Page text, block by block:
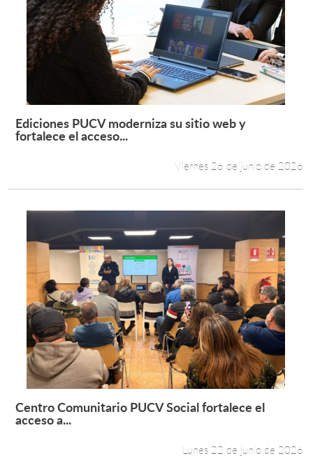
Leer más +
Ediciones PUCV moderniza su sitio web y
fortalece el acceso...
Viernes 26 de junio de 2026
Leer más +
Centro Comunitario PUCV Social fortalece el
acceso a...
Lunes 22 de junio de 2026